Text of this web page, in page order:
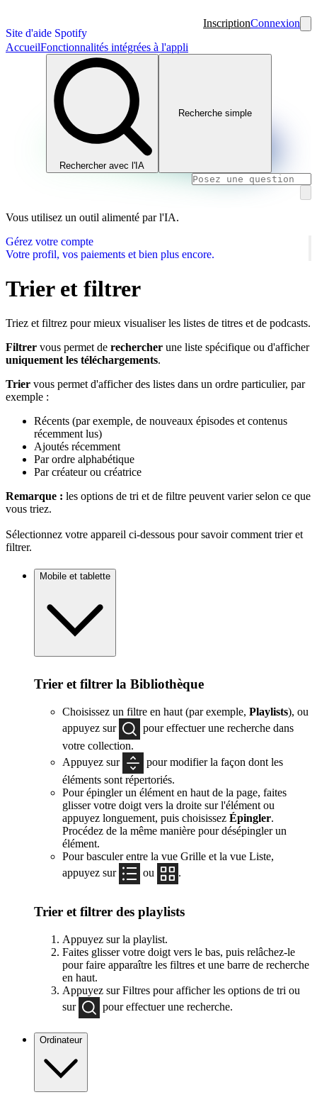
Site d'aide Spotify
InscriptionConnexion
AccueilFonctionnalités intégrées à l'appli
Rechercher avec l'IA
Recherche simple
Vous utilisez un outil alimenté par l'IA.
Gérez votre compte
Votre profil, vos paiements et bien plus encore.
Trier et filtrer
Triez et filtrez pour mieux visualiser les listes de titres et de podcasts.
Filtrer vous permet de rechercher une liste spécifique ou d'afficher
uniquement les téléchargements.
Trier vous permet d'afficher des listes dans un ordre particulier, par
exemple :
Récents (par exemple, de nouveaux épisodes et contenus
récemment lus)
Ajoutés récemment
Par ordre alphabétique
Par créateur ou créatrice
Remarque : les options de tri et de filtre peuvent varier selon ce que
vous triez.
Sélectionnez votre appareil ci-dessous pour savoir comment trier et
filtrer.
Mobile et tablette
Trier et filtrer la Bibliothèque
Choisissez un filtre en haut (par exemple, Playlists), ou
appuyez sur
pour effectuer une recherche dans
votre collection.
Appuyez sur
pour modifier la façon dont les
éléments sont répertoriés.
Pour épingler un élément en haut de la page, faites
glisser votre doigt vers la droite sur l'élément ou
appuyez longuement, puis choisissez Épingler.
Procédez de la même manière pour désépingler un
élément.
Pour basculer entre la vue Grille et la vue Liste,
appuyez sur
ou .
Trier et filtrer des playlists
Appuyez sur la playlist.
Faites glisser votre doigt vers le bas, puis relâchez-le
pour faire apparaître les filtres et une barre de recherche
en haut.
Appuyez sur Filtres pour afficher les options de tri ou
sur
pour effectuer une recherche.
Ordinateur